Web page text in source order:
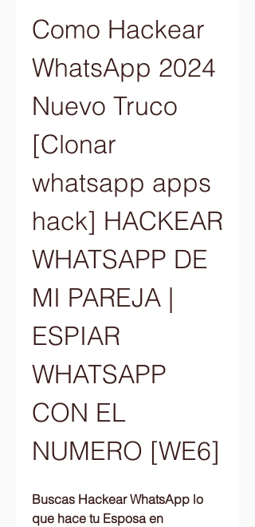
Como Hackear
WhatsApp 2024
Nuevo Truco
[Clonar
whatsapp apps
hack] HACKEAR
WHATSAPP DE
MI PAREJA |
ESPIAR
WHATSAPP
CON EL
Buscas Hackear WhatsApp lo
que hace tu Esposa en